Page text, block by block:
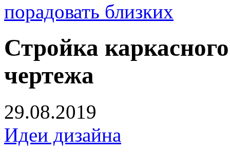
порадовать близких
Стройка
чертежа
29.08.2019
Идеи дизайна